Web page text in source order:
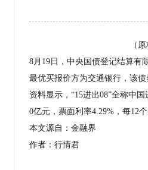
（
8月19日，中央国债登记结算有
最优买报价方为交通银行，该债
资料显示，“15进出08”全称中
0亿元，票面利率4.29%，每12
本文源自：金融界
作者：行情君